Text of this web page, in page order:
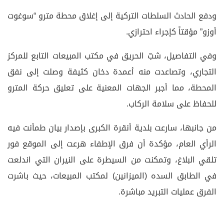
ودفع الحادث السلطات التركية إلى إغلاق محطة مترو “سوغوت
أوزو” مؤقتاً كإجراء احترازي.
وفي التفاصيل، شبّ الحريق في مكتب المبيعات التابع للمركز
التجاري، وتصاعدت منه أعمدة دخان كثيفة وصلت إلى نفق
المحطة، مما أجبر الجهات المعنية على تعليق حركة المترو
للحفاظ على سلامة الركاب.
من جانبها، سارعت بلدية أنقرة الكبرى بإصدار بيان طمأنت فيه
الرأي العام، مؤكدة أن فرق الإطفاء هرعت إلى الموقع فور
تلقي البلاغ، وتمكنت من السيطرة على النيران التي اندلعت
في الطابق السده (الميزانين) لمكتب المبيعات، حيث باشرت
الفرق عمليات التبريد مباشرة.